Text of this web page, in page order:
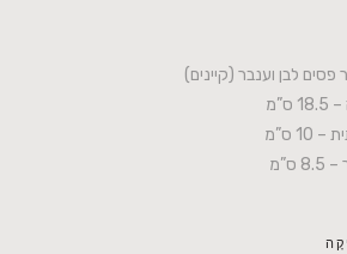
פסים לבן וענבר (קיינים)
ס”מ
10 ס”מ
ס”מ